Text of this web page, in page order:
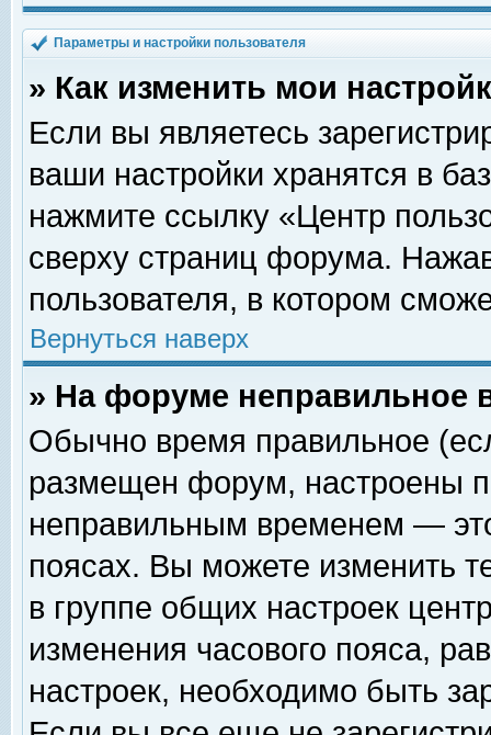
Параметры и настройки пользователя
» Как изменить мои
Если вы являетесь
ваши настройки хранятся в
нажмите ссылку «Центр
сверху страниц форума.
пользователя, в котором
Вернуться наверх
» На форуме неправильное
Обычно время правильное
размещен форум, настроены
неправильным временем —
поясах. Вы можете изменить
в группе общих настроек
изменения часового пояса,
настроек, необходимо быть